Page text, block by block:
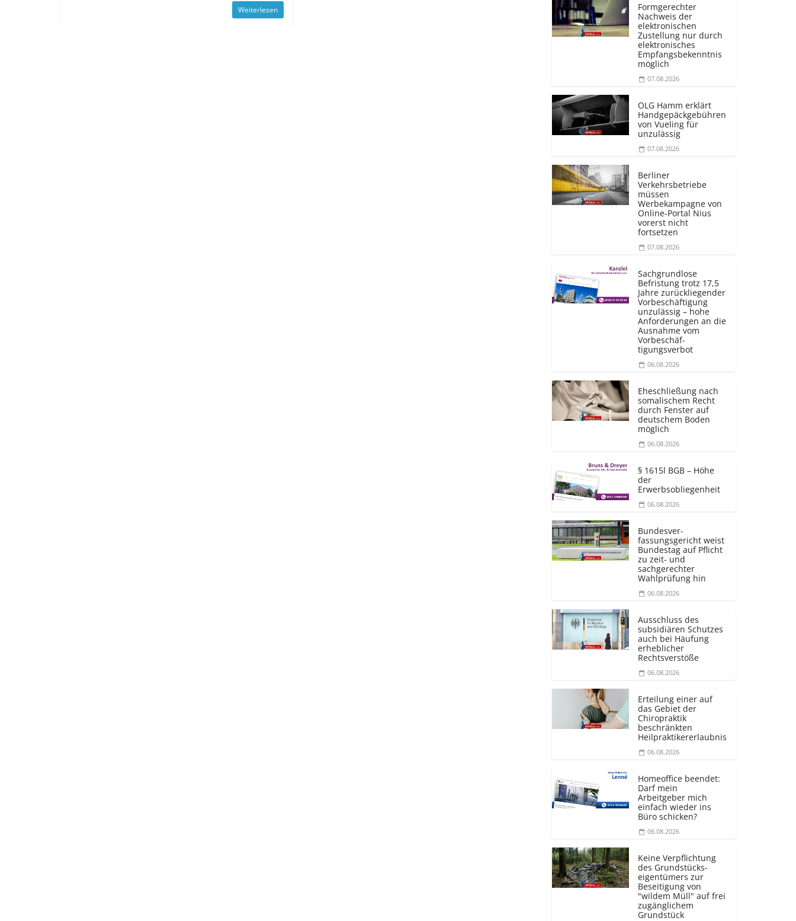
Weiterlesen
Formgerechter
Nachweis der
elektronischen
Zustellung nur durch
elektronisches
Empfangsbekenntnis
möglich
07.08.2026
OLG Hamm erklärt
Handgepäckgebühren
von Vueling für
unzulässig
07.08.2026
Berliner
Verkehrsbetriebe
müssen
Werbekampagne von
Online-Portal Nius
vorerst nicht
fortsetzen
07.08.2026
Sachgrundlose
Befristung trotz 17,5
Jahre zurückliegender
Vorbeschäftigung
unzulässig – hohe
Anforderungen an die
Ausnahme vom
Vorbeschäf­
tigungsverbot
06.08.2026
Eheschließung nach
somalischem Recht
durch Fenster auf
deutschem Boden
möglich
06.08.2026
§ 1615l BGB – Höhe
der
Erwerbsobliegenheit
06.08.2026
Bundesver­
fassungsgericht weist
Bundestag auf Pflicht
zu zeit- und
sachgerechter
Wahlprüfung hin
06.08.2026
Ausschluss des
subsidiären Schutzes
auch bei Häufung
erheblicher
Rechtsverstöße
06.08.2026
Erteilung einer auf
das Gebiet der
Chiropraktik
beschränkten
Heilprakti­kererlaubnis
06.08.2026
Homeoffice beendet:
Darf mein
Arbeitgeber mich
einfach wieder ins
Büro schicken?
06.08.2026
Keine Verpflichtung
des Grundstücks­
eigentümers zur
Beseitigung von
"wildem Müll" auf frei
zugänglichem
Grundstück